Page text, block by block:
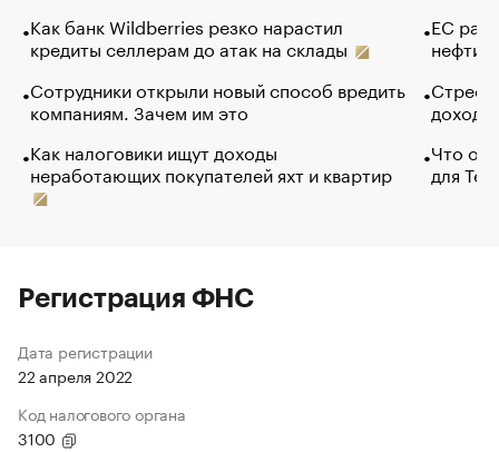
Как банк Wildberries резко нарастил
кредиты селлерам до атак на склады
Сотрудники открыли новый способ вредить
компаниям. Зачем им это
Как налоговики ищут доходы
неработающих покупателей яхт и квартир
ЕС
нефти
Что
для
Регистрация ФНС
Дата регистрации
22 апреля 2022
Код налогового органа
3100